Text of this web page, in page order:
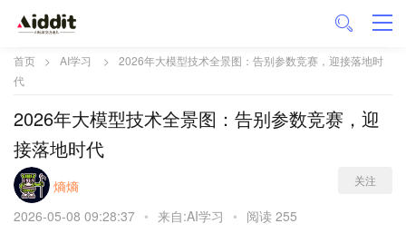
首页 > AI学习 >
2026年大模型技术全景图：告别参数竞赛，迎接落地时
代
2026年大模型技术全景图：告别参数竞赛，迎
接落地时代
熵熵 关注
2026-05-08 09:28:37 • 来自:AI学习 • 阅读 255